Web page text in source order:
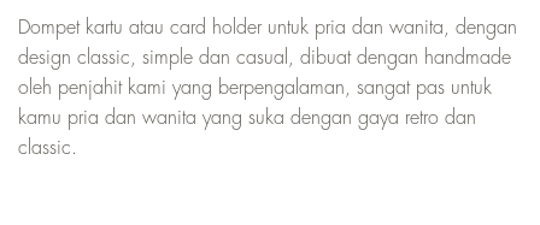
Dompet kartu atau card holder untuk pria dan wanita, dengan
design classic, simple dan casual, dibuat dengan handmade
oleh penjahit kami yang berpengalaman, sangat pas untuk
kamu pria dan wanita yang suka dengan gaya retro dan
classic.